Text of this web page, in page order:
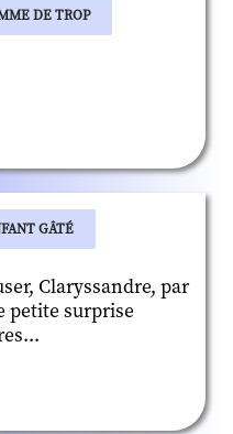
DE TROP
GÂTÉ
Claryssandre, par
petite surprise